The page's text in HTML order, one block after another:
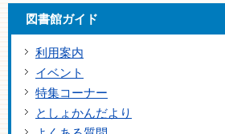
図書館ガイド
利用案内
イベント
特集コーナー
としょかんだより